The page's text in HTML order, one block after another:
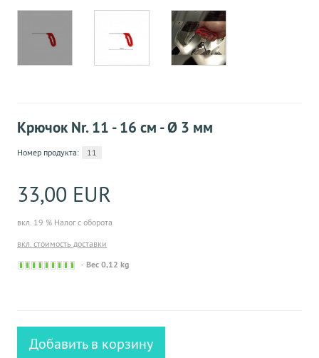
Крючок Nr. 11 - 16 см - Ø 3 мм
Номер продукта: 11
33,00 EUR
вкл. 19 % Налог с оборота
вкл. стоимость доставки
Sofort
Вес 0,12 kg
Добавить в корзину